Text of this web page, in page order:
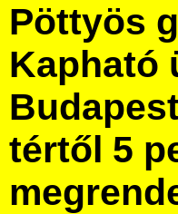
Pöttyös
Kapható
tértől 5